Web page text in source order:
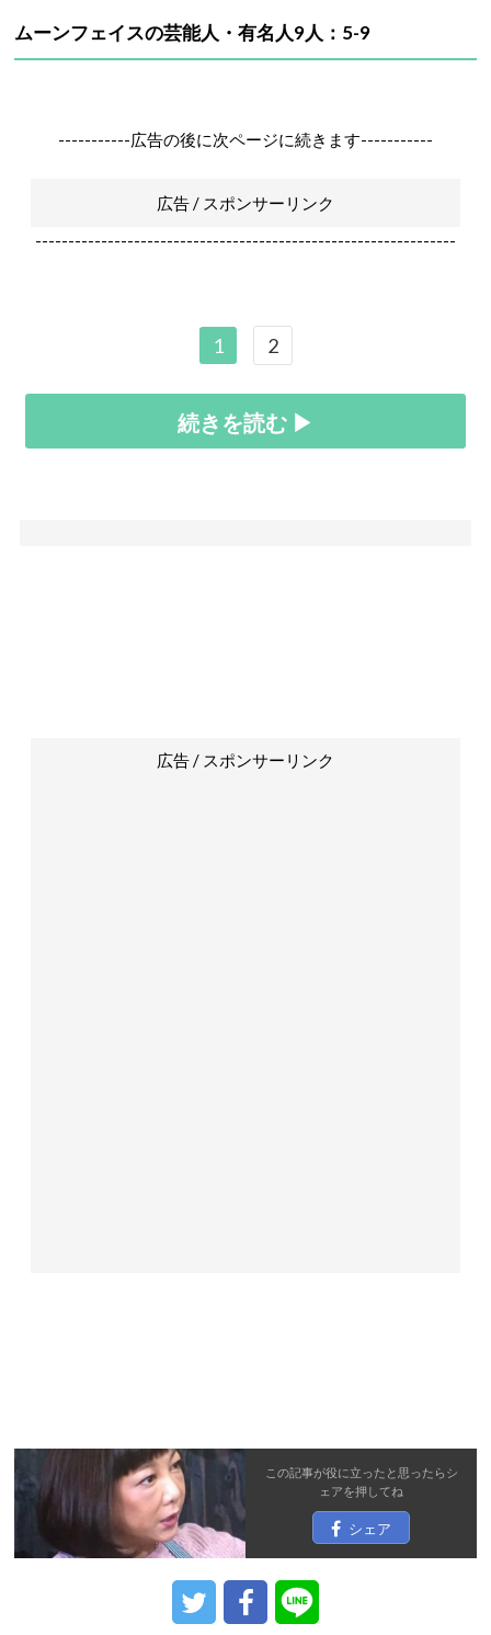
ムーンフェイスの芸能人・有名人9人：5-9
-----------広告の後に次ページに続きます-----------
広告 / スポンサーリンク
----------------------------------------------------------------
1 2
続きを読む ▶
広告 / スポンサーリンク
この記事が役に立ったと思ったらシ
ェアを押してね
シェア